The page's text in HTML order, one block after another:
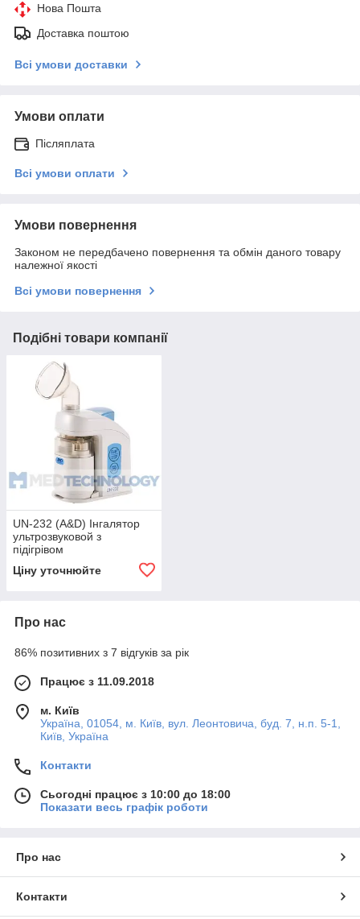
Нова Пошта
Доставка поштою
Всі умови доставки
Умови оплати
Післяплата
Всі умови оплати
Умови повернення
Законом не передбачено повернення та обмін даного товару
належної якості
Всі умови повернення
Подібні товари компанії
UN-232 (A&D) Інгалятор
ультрозвуковой з
підігрівом
Ціну уточнюйте
Про нас
86% позитивних з 7 відгуків за рік
Працює з 11.09.2018
м. Київ
Україна, 01054, м. Київ, вул. Леонтовича, буд. 7, н.п. 5-1,
Київ, Україна
Контакти
Сьогодні працює з 10:00 до 18:00
Показати весь графік роботи
Про нас
Контакти